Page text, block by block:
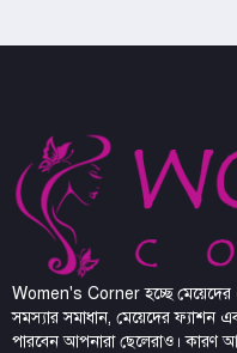
Women's Corner হচ্ছে মেয়েদের
সমস্যার সমাধান, মেয়েদের ফ্যাশন
পারবেন আপনারা ছেলেরাও। কারণ